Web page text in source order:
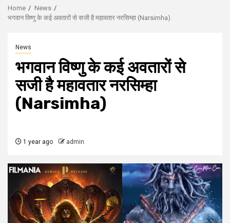
Home
News
भगवान विष्णु के कई अवतारों से सजी है महावतार नरसिम्हा (Narsimha)
News
भगवान विष्णु के कई अवतारों से
सजी है महावतार नरसिम्हा
(Narsimha)
1 year ago admin